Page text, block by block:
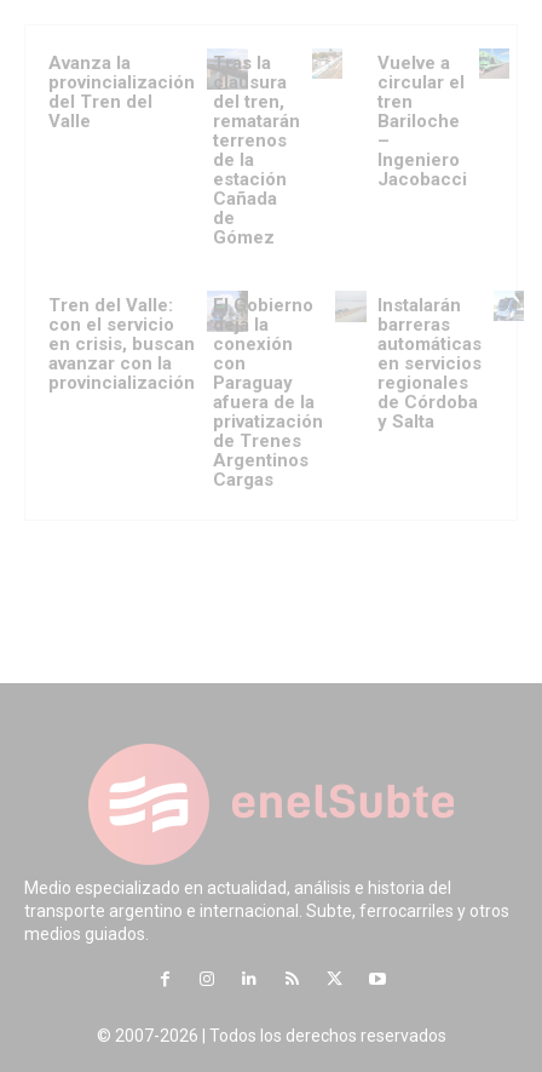
Avanza la
provincialización
del Tren del
Valle
Tras la
clausura
del tren,
rematarán
terrenos
de la
estación
Cañada
de
Gómez
Vuelve a
circular el
tren
Bariloche
–
Ingeniero
Jacobacci
Tren del Valle:
con el servicio
en crisis, buscan
avanzar con la
provincialización
El Gobierno
deja la
conexión
con
Paraguay
afuera de la
privatización
de Trenes
Argentinos
Cargas
Instalarán
barreras
automáticas
en servicios
regionales
de Córdoba
y Salta
Medio especializado en actualidad, análisis e historia del
transporte argentino e internacional. Subte, ferrocarriles y otros
medios guiados.
© 2007-2026 | Todos los derechos reservados